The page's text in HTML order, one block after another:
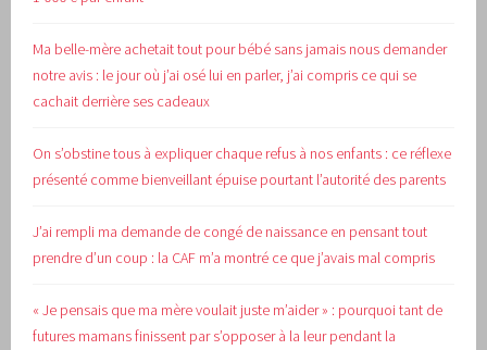
Ma belle-mère achetait tout pour bébé sans jamais nous demander
notre avis : le jour où j’ai osé lui en parler, j’ai compris ce qui se
cachait derrière ses cadeaux
On s’obstine tous à expliquer chaque refus à nos enfants : ce réflexe
présenté comme bienveillant épuise pourtant l’autorité des parents
J’ai rempli ma demande de congé de naissance en pensant tout
prendre d’un coup : la CAF m’a montré ce que j’avais mal compris
« Je pensais que ma mère voulait juste m’aider » : pourquoi tant de
futures mamans finissent par s’opposer à la leur pendant la